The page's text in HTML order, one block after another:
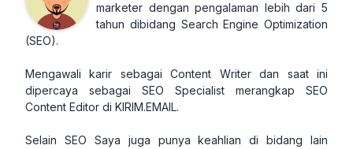
marketer dengan pengalaman lebih dari 5
tahun dibidang Search Engine Optimization
(SEO).
Mengawali karir sebagai Content Writer dan saat ini
dipercaya sebagai SEO Specialist merangkap SEO
Content Editor di KIRIM.EMAIL.
Selain SEO Saya juga punya keahlian di bidang lain